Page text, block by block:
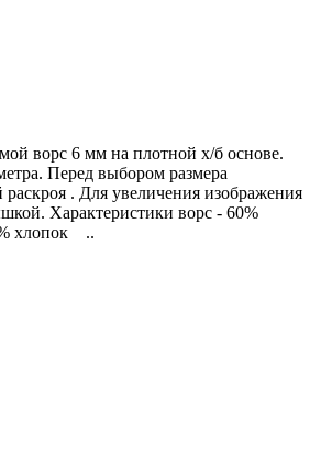
ворс 6 мм на плотной х/б основе.
Перед выбором размера
раскроя . Для увеличения изображения
Характеристики ворс - 60%
% хлопок ..